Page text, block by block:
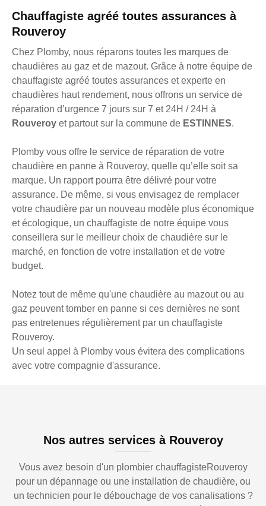
Chauffagiste agréé toutes assurances à
Rouveroy
Chez Plomby, nous réparons toutes les marques de
chaudières au gaz et de mazout. Grâce à notre équipe de
chauffagiste agréé toutes assurances et experte en
chaudières haut rendement, nous offrons un service de
réparation d’urgence 7 jours sur 7 et 24H / 24H à
Rouveroy et partout sur la commune de ESTINNES.
Plomby vous offre le service de réparation de votre
chaudière en panne à Rouveroy, quelle qu’elle soit sa
marque. Un rapport pourra être délivré pour votre
assurance. De même, si vous envisagez de remplacer
votre chaudière par un nouveau modèle plus économique
et écologique, un chauffagiste de notre équipe vous
conseillera sur le meilleur choix de chaudière sur le
marché, en fonction de votre installation et de votre
budget.
Notez tout de même qu'une chaudière au mazout ou au
gaz peuvent tomber en panne si ces dernières ne sont
pas entretenues régulièrement par un chauffagiste
Rouveroy.
Un seul appel à Plomby vous évitera des complications
avec votre compagnie d'assurance.
Nos autres services à Rouveroy
Vous avez besoin d'un plombier chauffagisteRouveroy
pour un dépannage ou une installation de chaudière, ou
un technicien pour le débouchage de vos canalisations ?